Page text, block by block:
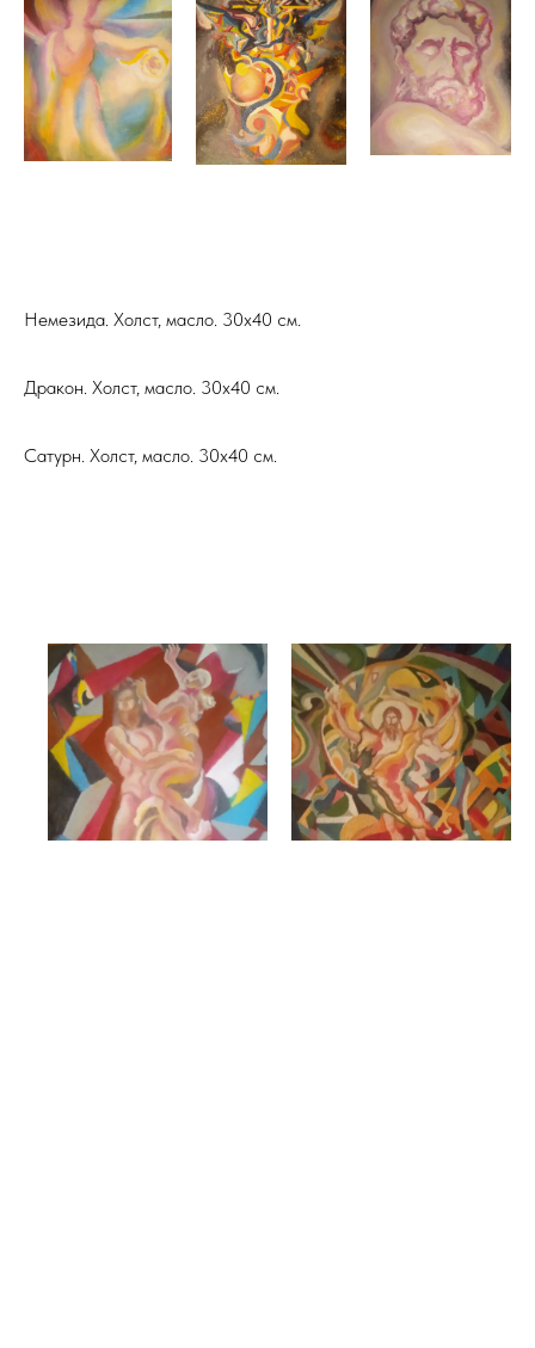
Немезида. Холст, масло. 30х40 см.
Дракон. Холст, масло. 30х40 см.
Сатурн. Холст, масло. 30х40 см.